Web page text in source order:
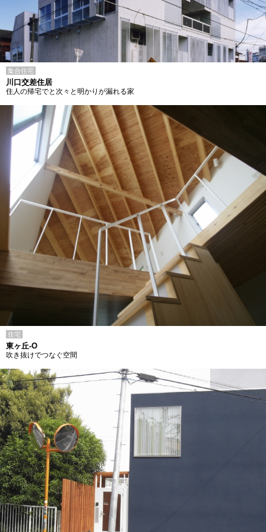
集合住宅
川口交差住居
住人の帰宅でと次々と明かりが漏れる家
住宅
東ヶ丘-O
吹き抜けでつなぐ空間